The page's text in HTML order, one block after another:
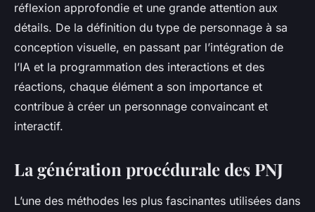
réflexion approfondie et une grande attention aux
détails. De la définition du type de personnage à sa
conception visuelle, en passant par l’intégration de
l’IA et la programmation des interactions et des
réactions, chaque élément a son importance et
contribue à créer un personnage convaincant et
interactif.
La génération procédurale des PNJ
L’une des méthodes les plus fascinantes utilisées dans